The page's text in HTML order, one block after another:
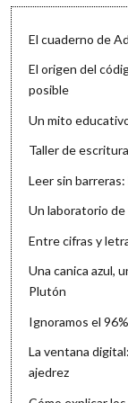
El cuaderno de
El origen del
posible
Un mito
Taller de
Leer sin
Un laboratorio
Entre cifras y
Una canica azul,
Plutón
Ignoramos el
La ventana
ajedrez